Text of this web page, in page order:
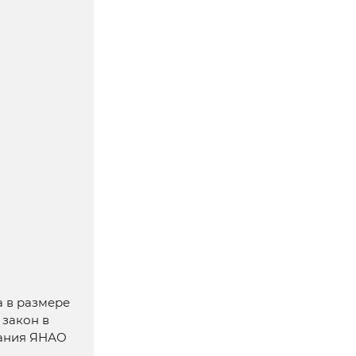
в размере
в
ЯНАО